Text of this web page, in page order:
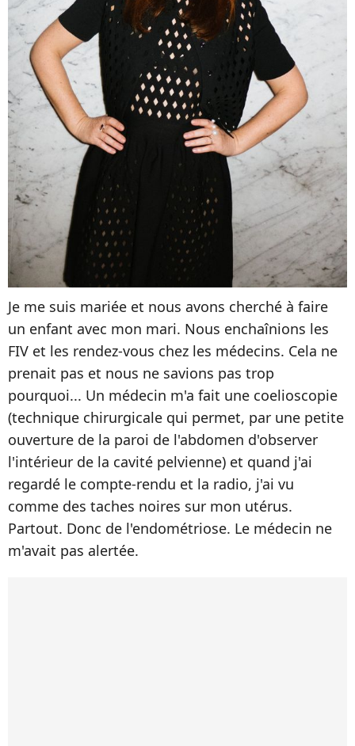
Je me suis mariée et nous avons cherché à faire
un enfant avec mon mari. Nous enchaînions les
FIV et les rendez-vous chez les médecins. Cela ne
prenait pas et nous ne savions pas trop
pourquoi... Un médecin m'a fait une coelioscopie
(technique chirurgicale qui permet, par une petite
ouverture de la paroi de l'abdomen d'observer
l'intérieur de la cavité pelvienne) et quand j'ai
regardé le compte-rendu et la radio, j'ai vu
comme des taches noires sur mon utérus.
Partout. Donc de l'endométriose. Le médecin ne
m'avait pas alertée.